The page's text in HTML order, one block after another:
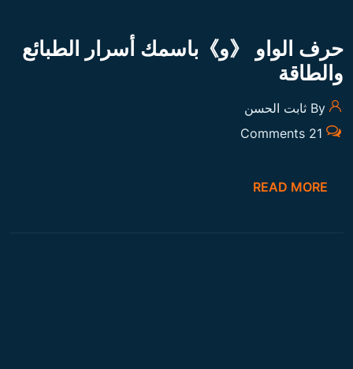
حرف الواو 《و》باسمك أسرار الطبائع
والطاقة
21 Comments
READ MORE